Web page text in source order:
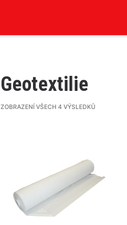
Geotextilie
ZOBRAZENÍ VŠECH 4 VÝSLEDKŮ